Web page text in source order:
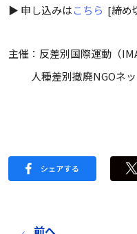
▶︎ 申し込みはこちら [締め
主催：反差別国際運動（
人種差別撤廃NGOネッ
前へ